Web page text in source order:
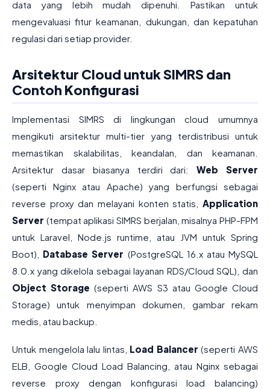
data yang lebih mudah dipenuhi. Pastikan untuk
mengevaluasi fitur keamanan, dukungan, dan kepatuhan
regulasi dari setiap provider.
Arsitektur Cloud untuk SIMRS dan
Contoh Konfigurasi
Implementasi SIMRS di lingkungan cloud umumnya
mengikuti arsitektur multi-tier yang terdistribusi untuk
memastikan skalabilitas, keandalan, dan keamanan.
Arsitektur dasar biasanya terdiri dari:Web Server
(seperti Nginx atau Apache) yang berfungsi sebagai
reverse proxy dan melayani konten statis, Application
Server (tempat aplikasi SIMRS berjalan, misalnya PHP-FPM
untuk Laravel, Node.js runtime, atau JVM untuk Spring
Boot), Database Server (PostgreSQL 16.x atau MySQL
8.0.x yang dikelola sebagai layanan RDS/Cloud SQL), dan
Object Storage (seperti AWS S3 atau Google Cloud
Storage) untuk menyimpan dokumen, gambar rekam
medis, atau backup.
Untuk mengelola lalu lintas, Load Balancer (seperti AWS
ELB, Google Cloud Load Balancing, atau Nginx sebagai
reverse proxy dengan konfigurasi load balancing)